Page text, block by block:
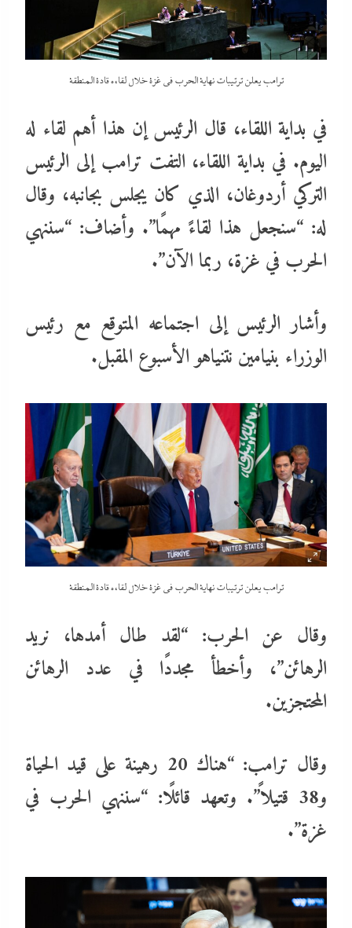
ترامب يعلن ترتيبات نهاية الحرب في غزة خلال لقاءه قادة المنطقة
في بداية اللقاء، قال الرئيس إن هذا أهم لقاء له
اليوم. في بداية اللقاء، التفت ترامب إلى الرئيس
التركي أردوغان، الذي كان يجلس بجانبه، وقال
له: “سنجعل هذا لقاءً مهمًا”. وأضاف: “سننهي
الحرب في غزة، ربما الآن”.
وأشار الرئيس إلى اجتماعه المتوقع مع رئيس
الوزراء بنيامين نتنياهو الأسبوع المقبل.
ترامب يعلن ترتيبات نهاية الحرب في غزة خلال لقاءه قادة المنطقة
وقال عن الحرب: “لقد طال أمدها، نريد
الرهائن”، وأخطأ مجددًا في عدد الرهائن
المحتجزين.
وقال ترامب: “هناك 20 رهينة على قيد الحياة
و38 قتيلاً”. وتعهد قائلًا: “سننهي الحرب في
غزة”.